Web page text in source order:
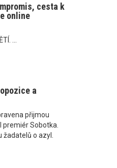
cesta k
online
...
a
přijmou
premiér Sobotka.
žadatelů o azyl.